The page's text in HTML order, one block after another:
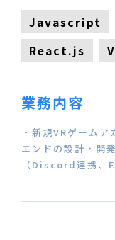
Javascript
React.js
業務内容
・新規VRゲーム
エンドの設計・開
（Discord連携、